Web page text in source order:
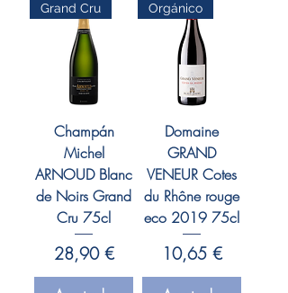
Grand Cru
Champán
Michel
ARNOUD Blanc
de Noirs Grand
Cru 75cl
Precio
28,90 €
Orgánico
Domaine
GRAND
VENEUR Cotes
du Rhône rouge
eco 2019 75cl
Precio
10,65 €